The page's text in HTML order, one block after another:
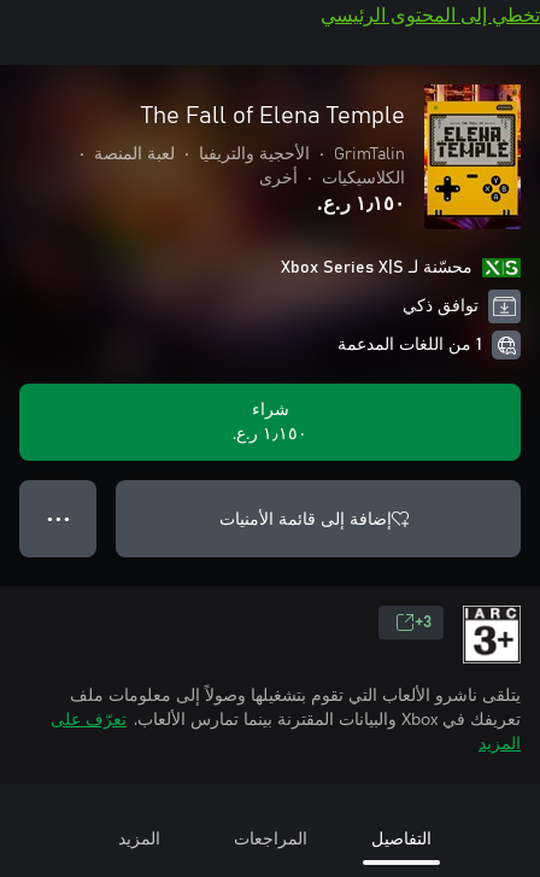
تخطي إلى المحتوى الرئيسي
The Fall of Elena Temple
GrimTalin
• الأحجية والتريفيا • لعبة المنصة
•
الكلاسيكيات
• أخرى
١٫١٥٠ ر.ع.‏
محسّنة لـ Xbox Series X|S
توافق ذكي
1 من اللغات المدعمة
شراء
١٫١٥٠ ر.ع.‏
إضافة إلى قائمة الأمنيات ● ● ●
3+
يتلقى ناشرو الألعاب التي تقوم بتشغيلها وصولاً إلى معلومات ملف
تعريفك في Xbox والبيانات المقترنة بينما تمارس الألعاب.
تعرّف على
المزيد
التفاصيل المراجعات المزيد